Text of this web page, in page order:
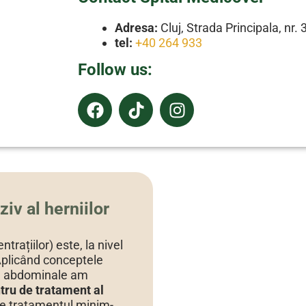
Adresa: Cluj, Strada Principala, nr.
tel: +40 264 933
Follow us:
al herniilor
este, la nivel
conceptele
am
de tratament al